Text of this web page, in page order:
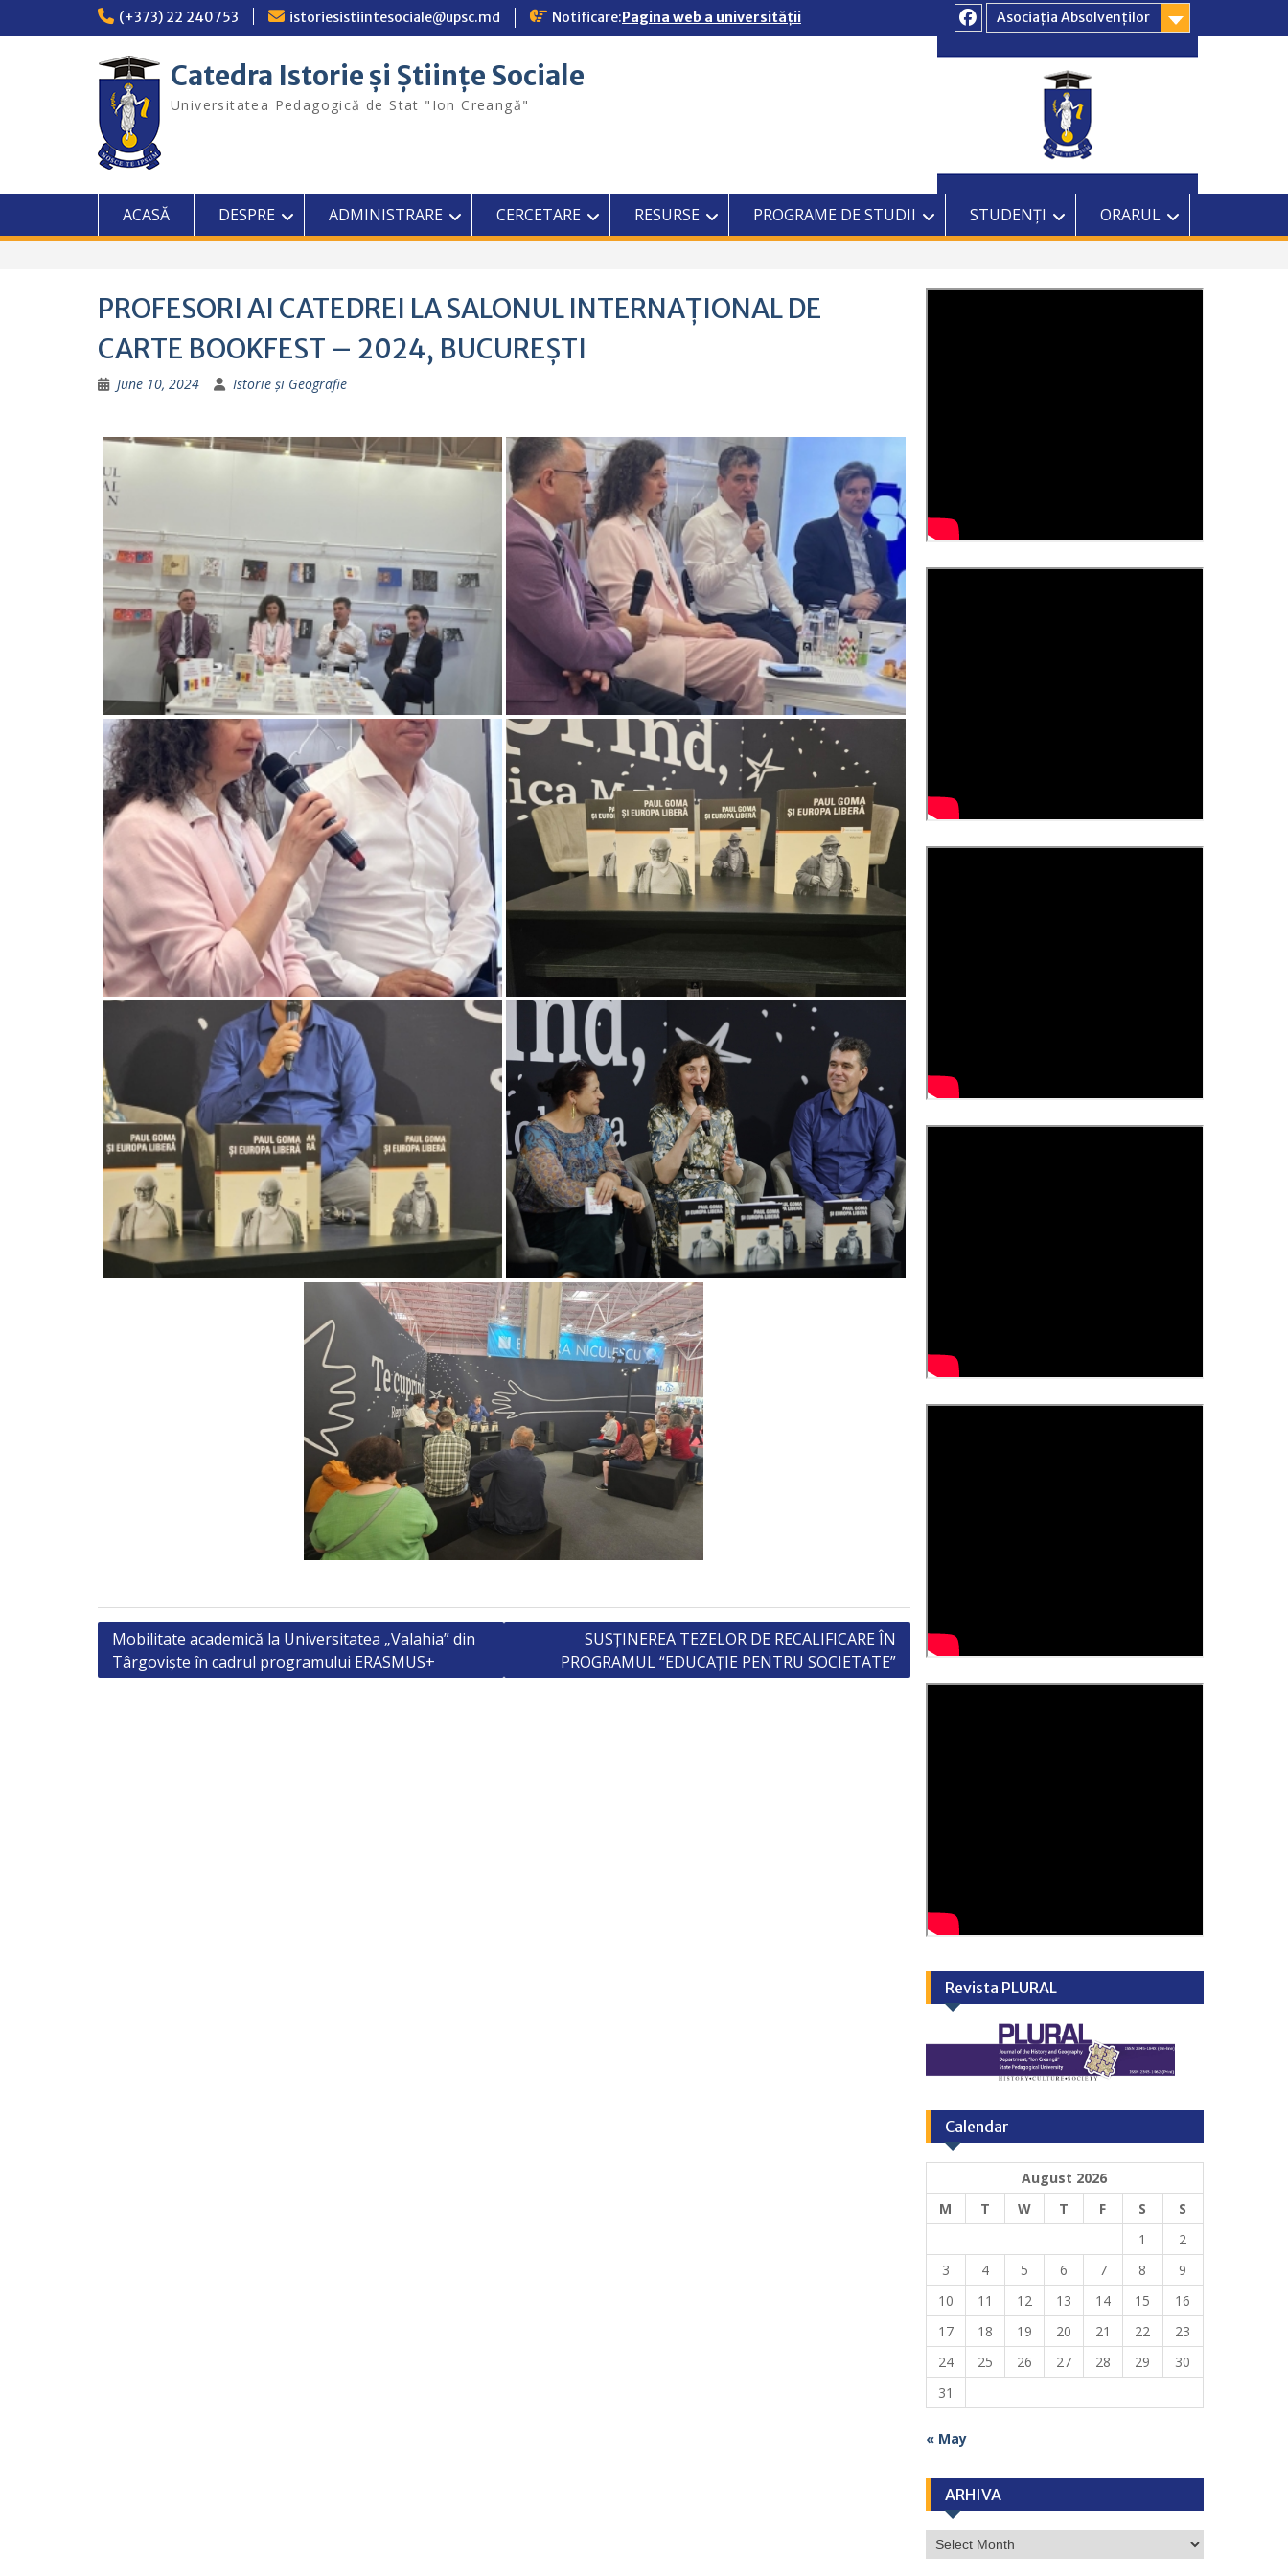
(+373) 22 240753 istoriesistiintesociale@upsc.md Notificare:Pagina web a universității
Asociația Absolvenților
Catedra Istorie și Științe Sociale
Universitatea Pedagogică de Stat "Ion Creangă"
ACASĂ DESPRE ADMINISTRARE CERCETARE RESURSE PROGRAME DE STUDII STUDENȚI ORARUL
PROFESORI AI CATEDREI LA SALONUL INTERNAȚIONAL DE
CARTE BOOKFEST – 2024, BUCUREȘTI
June 10, 2024 Istorie și Geografie
Post
navigation
Mobilitate academică la Universitatea „Valahia” din
Târgoviște în cadrul programului ERASMUS+
SUSȚINEREA TEZELOR DE RECALIFICARE ÎN
PROGRAMUL “EDUCAȚIE PENTRU SOCIETATE”
Revista PLURAL
Calendar
August 2026
M
T W T F S
S
1
2
3
4 5 6 7 8
9
10
11 12 13 14 15
16
17
18 19 20 21 22
23
24
25 26 27 28 29
30
31
« May
ARHIVA
ARHIVA